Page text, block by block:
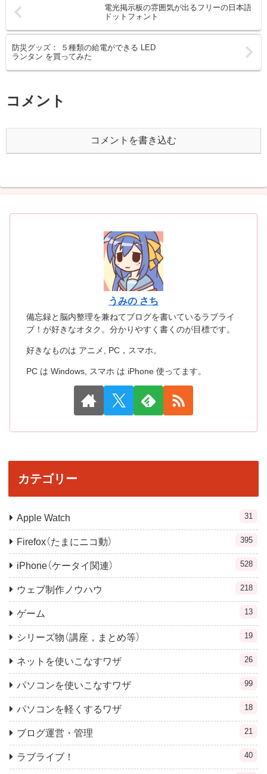
電光掲示板の雰囲気が出るフリーの日本語
ドットフォント
防災グッズ： ５種類の給電ができる LED
ランタン を買ってみた
コメント
コメントを書き込む
うみの さち
備忘録と脳内整理を兼ねてブログを書いているラブライ
ブ！が好きなオタク。分かりやすく書くのが目標です。
好きなものは アニメ, PC，スマホ。
PC は Windows, スマホ は iPhone 使ってます。
カテゴリー
Apple Watch 31
Firefox（たまにニコ動） 395
iPhone（ケータイ関連） 528
ウェブ制作ノウハウ 218
ゲーム 13
シリーズ物（講座，まとめ等） 19
ネットを使いこなすワザ 26
パソコンを使いこなすワザ 99
パソコンを軽くするワザ 18
ブログ運営・管理 21
ラブライブ！ 40